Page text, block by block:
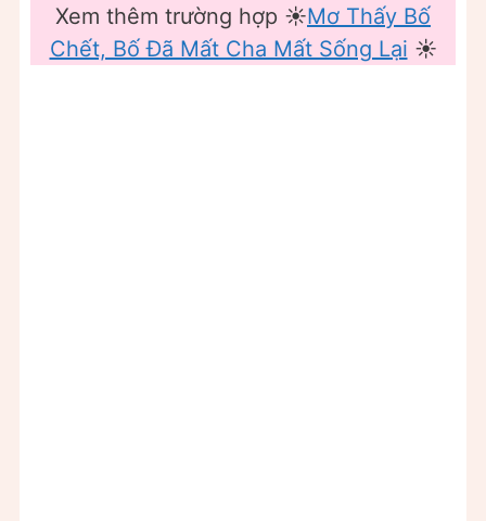
Xem thêm trường hợp ☀️Mơ Thấy Bố
Chết, Bố Đã Mất Cha Mất Sống Lại ☀️